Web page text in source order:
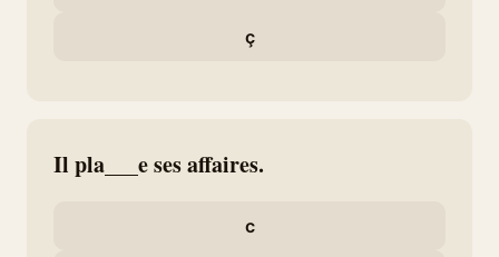
ç
Il pla___e ses affaires.
c